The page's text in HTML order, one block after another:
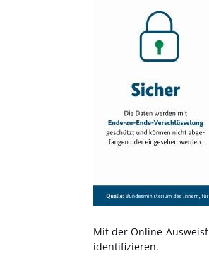
Mit der Online-
identifizieren.